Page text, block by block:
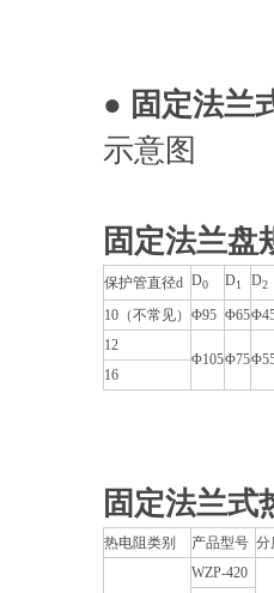
● 固定法兰
示意图
固定法兰盘
保护管直径d D0 D1 D2
10（不常见） Φ95 Φ65
12
Φ105Φ75
16
固定法兰式
热电阻类别 产品型号 分
WZP-420